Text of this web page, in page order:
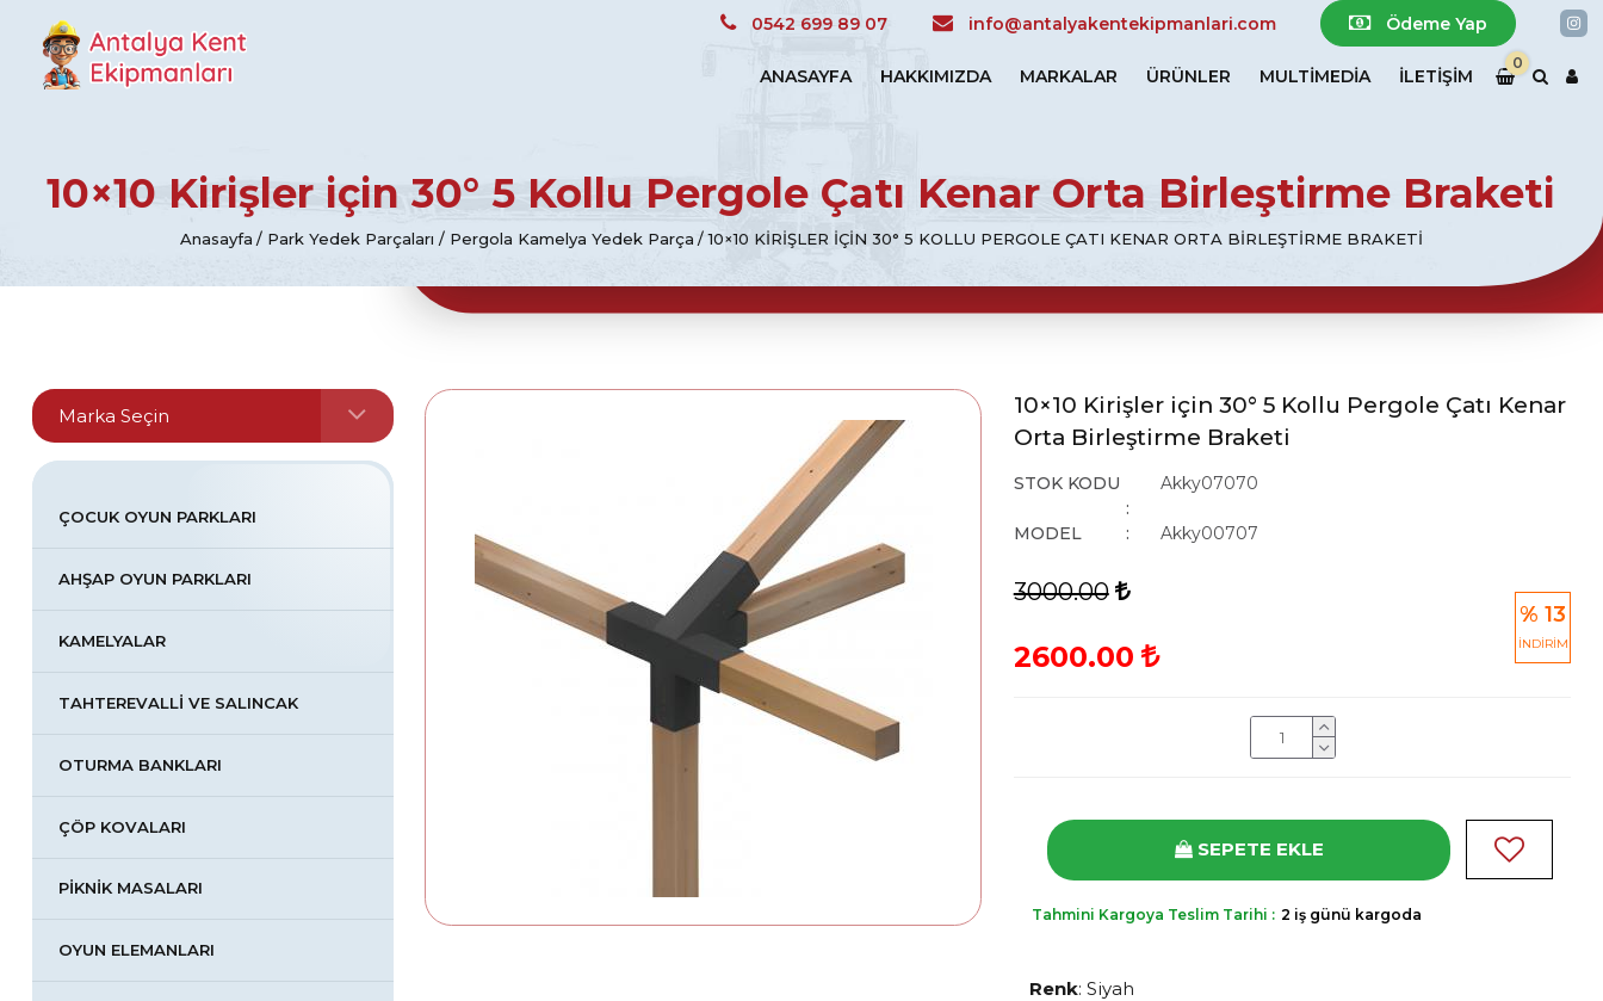
Antalya Kent Ekipmanları ANASAYFA HAKKIMIZDA MARKALAR ÜRÜNLER MULTIMEDIA İLETİŞİM
0
0542 699 89 07 info@antalyakentekipmanlari.com Ödeme Yap
10×10 Kirişler için 30° 5 Kollu Pergole Çatı Kenar Orta Birleştirme Braketi
Anasayfa Park Yedek Parçaları Pergola Kamelya Yedek Parça 10×10 KIRIŞLER IÇIN 30° 5 KOLLU PERGOLE ÇATI KENAR ORTA BIRLEŞTIRME BRAKETI
10×10 Kirişler için 30° 5 Kollu Pergole Çatı Kenar
Orta Birleştirme Braketi
STOK KODU Akky07070
MODEL Akky00707
% 13
İNDİRİM
3000.00
2600.00
SEPETE EKLE
Tahmini Kargoya Teslim Tarihi : 2 iş günü kargoda
Renk: Siyah
ÇOCUK OYUN PARKLARI
AHŞAP OYUN PARKLARI
KAMELYALAR
TAHTEREVALLI VE SALINCAK
OTURMA BANKLARI
ÇÖP KOVALARI
PIKNIK MASALARI
OYUN ELEMANLARI